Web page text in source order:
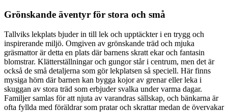
Grönskande äventyr för stora och små
Tallviks lekplats bjuder in till lek och upptäckter i en trygg och
inspirerande miljö. Omgiven av grönskande träd och mjuka
gräsmattor är detta en plats där barnens skratt ekar och fantasin
blomstrar. Klätterställningar och gungor står i centrum, men det är
också de små detaljerna som gör lekplatsen så speciell. Här finns
mysiga hörn där barnen kan bygga kojor av grenar eller leka i
skuggan av stora träd som erbjuder svalka under varma dagar.
Familjer samlas för att njuta av varandras sällskap, och bänkarna är
ofta fyllda med föräldrar som pratar och skrattar medan de övervakar